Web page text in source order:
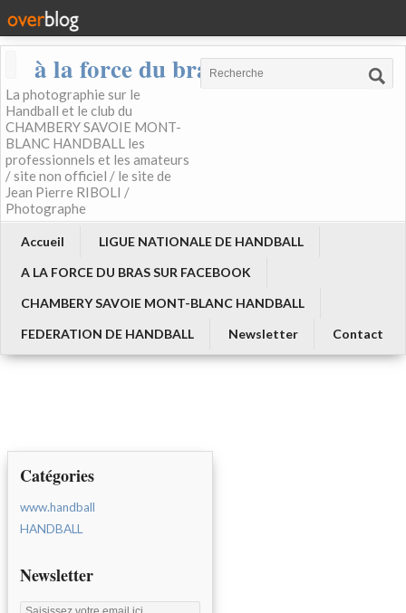
à la force du bras
La photographie sur le
Handball et le club du
CHAMBERY SAVOIE MONT-
BLANC HANDBALL les
professionnels et les amateurs
/ site non officiel / le site de
Jean Pierre RIBOLI /
Photographe
Accueil
LIGUE NATIONALE DE HANDBALL
A LA FORCE DU BRAS SUR FACEBOOK
CHAMBERY SAVOIE MONT-BLANC HANDBALL
FEDERATION DE HANDBALL
Newsletter Contact
Catégories
www.handball
HANDBALL
Newsletter